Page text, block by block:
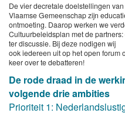
De vier decretale doelstellingen
Vlaamse Gemeenschap zijn
ontmoeting. Daarop werken we
Cultuurbeleidsplan met de
ter discussie. Bij deze nodigen wij
ook iedereen uit op het open forum
keer over te debatteren!
De rode draad in de
volgende drie ambities
Prioriteit 1: